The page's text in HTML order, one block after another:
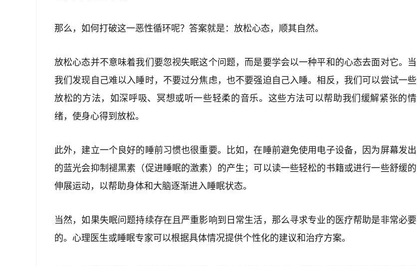
那么，如何打破这一恶性循环呢？答案就是：放松心态，顺其自然。
放松心态并不意味着我们要忽视失眠这个问题，而是要学会以一种平和的心态去面对它。当
我们发现自己难以入睡时，不要过分焦虑，也不要强迫自己入睡。相反，我们可以尝试一些
放松的方法，如深呼吸、冥想或听一些轻柔的音乐。这些方法可以帮助我们缓解紧张的情
绪，使身心得到放松。
此外，建立一个良好的睡前习惯也很重要。比如，在睡前避免使用电子设备，因为屏幕发出
的蓝光会抑制褪黑素（促进睡眠的激素）的产生；可以读一些轻松的书籍或进行一些舒缓的
伸展运动，以帮助身体和大脑逐渐进入睡眠状态。
当然，如果失眠问题持续存在且严重影响到日常生活，那么寻求专业的医疗帮助是非常必要
的。心理医生或睡眠专家可以根据具体情况提供个性化的建议和治疗方案。